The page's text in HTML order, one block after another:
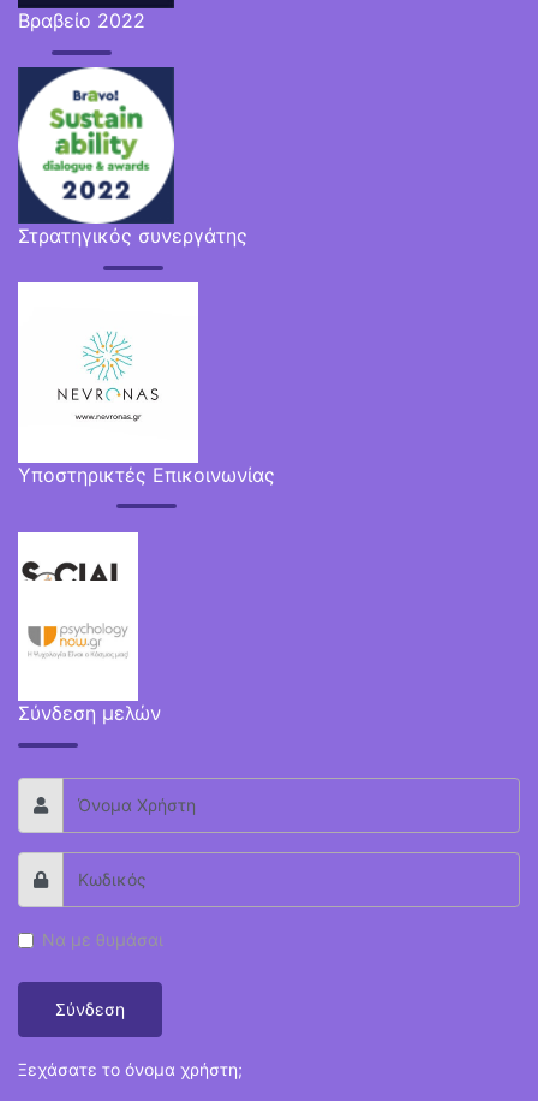
Βραβείο 2022
Στρατηγικός συνεργάτης
Υποστηρικτές Επικοινωνίας
Σύνδεση μελών
Να με θυμάσαι
Σύνδεση
Ξεχάσατε το όνομα χρήστη;